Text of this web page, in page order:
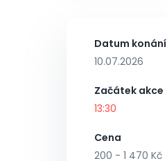
Datum konání
10.07.2026
Začátek akce
13:30
Cena
200 - 1 470 Kč